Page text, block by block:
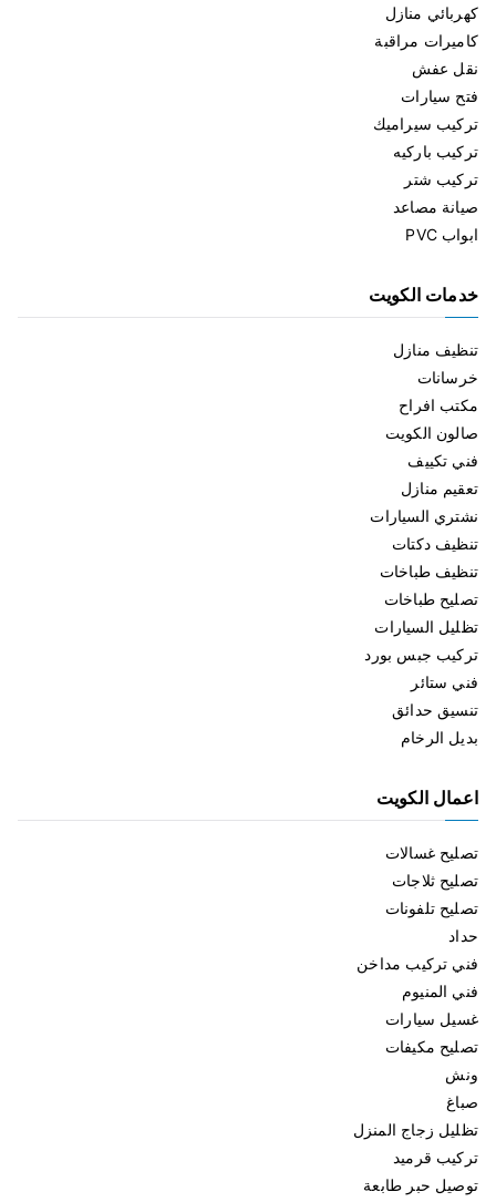
كهربائي منازل
كاميرات مراقبة
نقل عفش
فتح سيارات
تركيب سيراميك
تركيب باركيه
تركيب شتر
صيانة مصاعد
ابواب PVC
خدمات الكويت
تنظيف منازل
خرسانات
مكتب افراح
صالون الكويت
فني تكييف
تعقيم منازل
نشتري السيارات
تنظيف دكتات
تنظيف طباخات
تصليح طباخات
تظليل السيارات
تركيب جبس بورد
فني ستائر
تنسيق حدائق
بديل الرخام
اعمال الكويت
تصليح غسالات
تصليح ثلاجات
تصليح تلفونات
حداد
فني تركيب مداخن
فني المنيوم
غسيل سيارات
تصليح مكيفات
ونش
صباغ
تظليل زجاج المنزل
تركيب قرميد
توصيل حبر طابعة